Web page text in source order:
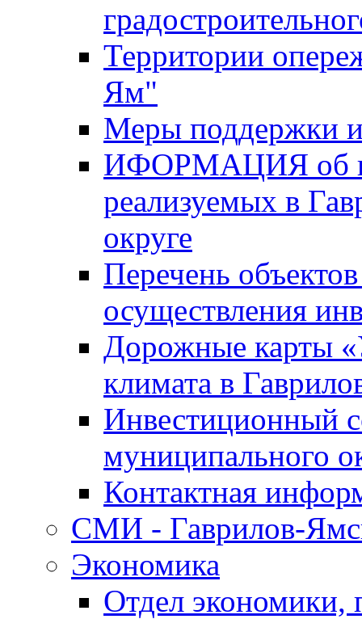
Территории
Ям"
Меры поддержки
ИФОРМАЦИЯ об
реализуемых в
округе
Перечень
осуществления
Дорожные карты
климата в
Инвестиционный
муниципального
Контактная
СМИ - Гаврилов-
Экономика
Отдел экономики,